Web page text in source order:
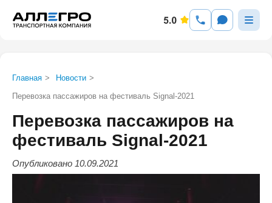
Главная > Новости >
Перевозка пассажиров на фестиваль Signal-2021
Перевозка пассажиров на
фестиваль Signal-2021
Опубликовано 10.09.2021